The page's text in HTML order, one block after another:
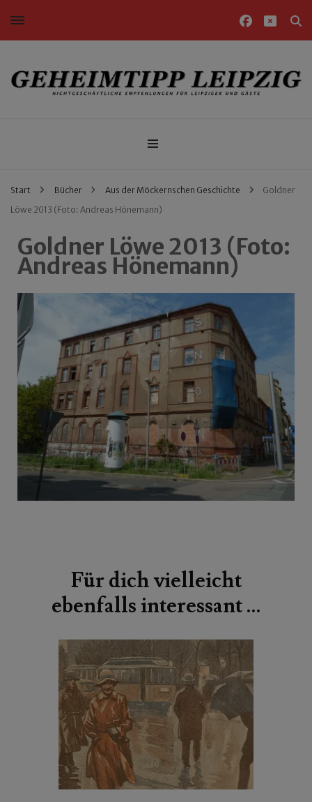
Nichtgeschäftliche Empfehlungen für Leipziger und Gäste
Start Bücher Aus der Möckernschen Geschichte
Goldner
Löwe 2013 (Foto: Andreas Hönemann)
Goldner Löwe 2013 (Foto:
Andreas Hönemann)
Für dich vielleicht
ebenfalls interessant …